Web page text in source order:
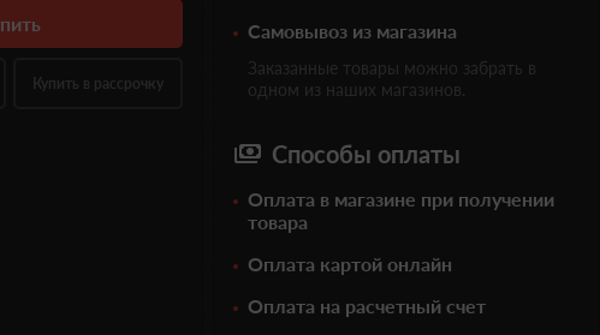
Купить в рассрочку
Самовывоз из магазина
Заказанные товары можно забрать в
одном из наших магазинов.
Способы оплаты
Оплата в магазине при получении
товара
Оплата картой онлайн
Оплата на расчетный счет